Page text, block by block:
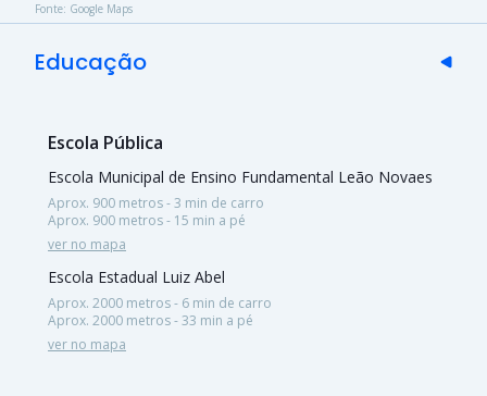
Fonte: Google Maps
Educação
Escola Pública
Escola Municipal de Ensino Fundamental Leão Novaes
Aprox. 900 metros - 3 min de carro
Aprox. 900 metros - 15 min a pé
ver no mapa
Escola Estadual Luiz Abel
Aprox. 2000 metros - 6 min de carro
Aprox. 2000 metros - 33 min a pé
ver no mapa